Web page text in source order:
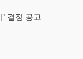
결정 공고